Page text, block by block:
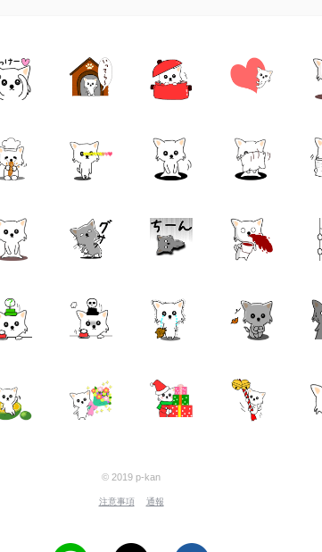
© 2019 p-kan
注意事項 通報